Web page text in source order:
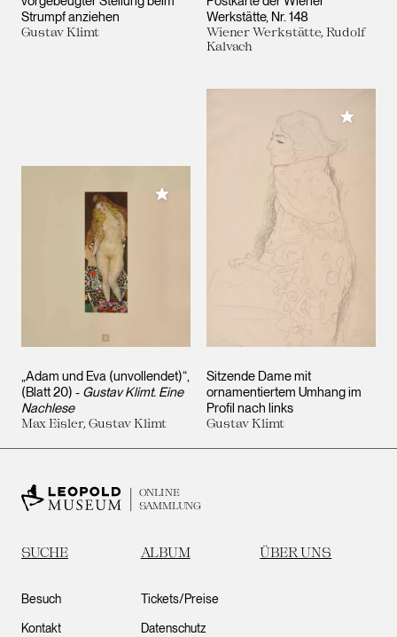
Strumpf anziehen
Gustav Klimt
Werkstätte, Nr. 148
Wiener Werkstätte, Rudolf
Kalvach
„Adam und Eva (unvollendet)“,
(Blatt 20) - Gustav Klimt. Eine
Nachlese
Max Eisler, Gustav Klimt
Meiner Sammlung hinzufügen
Sitzende Dame mit
ornamentiertem Umhang im
Profil nach links
Gustav Klimt
Meiner
ONLINE
SAMMLUNG
SUCHE ALBUM ÜBER UNS
Besuch
Kontakt
Tickets/Preise
Datenschutz